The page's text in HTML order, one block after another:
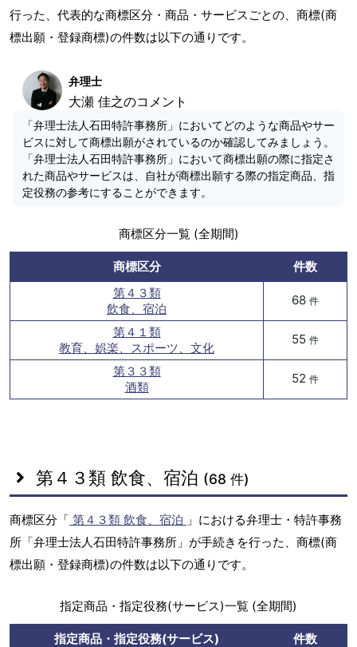
行った、代表的な商標区分・商品・サービスごとの、商標(商
標出願・登録商標)の件数は以下の通りです。
弁理士
大瀬 佳之のコメント
「弁理士法人石田特許事務所」においてどのような商品やサー
ビスに対して商標出願がされているのか確認してみましょう。
「弁理士法人石田特許事務所」において商標出願の際に指定さ
れた商品やサービスは、自社が商標出願する際の指定商品、指
定役務の参考にすることができます。
商標区分一覧 (全期間)
商標区分
件数
第４３類
飲食、宿泊
68 件
第４１類
教育、娯楽、スポーツ、文化
55 件
第３３類
酒類
52 件
第４３類 飲食、宿泊 (68 件)
商標区分「 第４３類 飲食、宿泊 」における弁理士・特許事務
所「弁理士法人石田特許事務所」が手続きを行った、商標(商
標出願・登録商標)の件数は以下の通りです。
指定商品・指定役務(サービス)一覧 (全期間)
指定商品・指定役務(サービス)
件数